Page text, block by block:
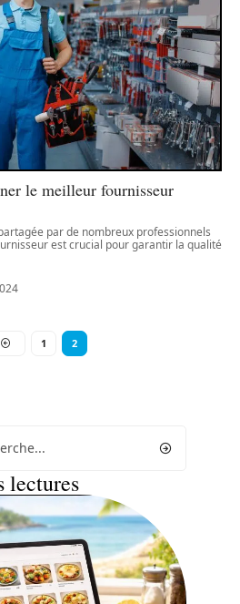
le meilleur fournisseur
par de nombreux professionnels
est crucial pour garantir la qualité
1 2
lectures